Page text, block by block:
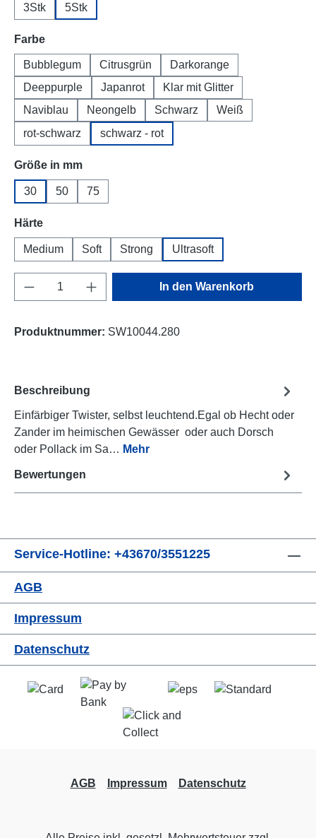
3Stk 5Stk
Farbeauswählen
Bubblegum Citrusgrün
Darkorange
Deeppurple
Japanrot
Klar mit Glitter
Naviblau
Neongelb Schwarz
Weiß
rot-schwarz
schwarz - rot
Größe in mmauswählen
30 50 75
Härteauswählen
Medium Soft Strong Ultrasoft
Produkt Anzahl: Gib den gewünschten
In den Warenkorb
Produktnummer: SW10044.280
Beschreibung
Einfärbiger Twister, selbst leuchtend.Egal ob Hecht oder
Zander im heimischen Gewässer oder auch Dorsch
oder Pollack im Sa… Mehr
Bewertungen
Service-Hotline: +43670/3551225
AGB
Impressum
Datenschutz
AGB Impressum Datenschutz